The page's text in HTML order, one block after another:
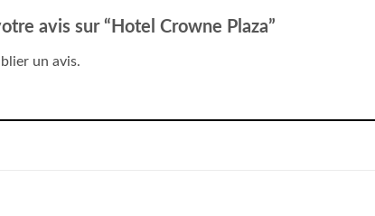
avis sur “Hotel Crowne Plaza”
un avis.